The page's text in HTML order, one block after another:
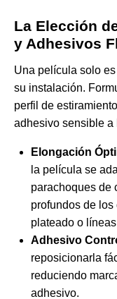
La Elección
y Adhesivos
Una película solo
su instalación.
perfil de
adhesivo sensible a
Elongación
la película se
parachoques de
profundos de
plateado o
Adhesivo
reposicionarla
reduciendo
adhesivo.